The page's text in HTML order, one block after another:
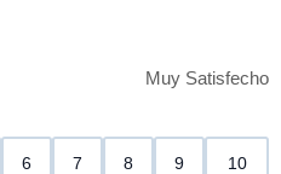
Muy Satisfecho
6 7 8 9 10